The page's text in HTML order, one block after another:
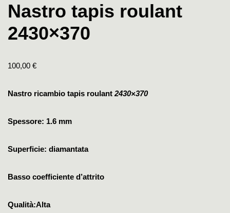
Nastro tapis roulant
2430×370
100,00 €
Nastro ricambio tapis roulant 2430×370
Spessore: 1.6 mm
Superficie: diamantata
Basso coefficiente d’attrito
Qualità:Alta